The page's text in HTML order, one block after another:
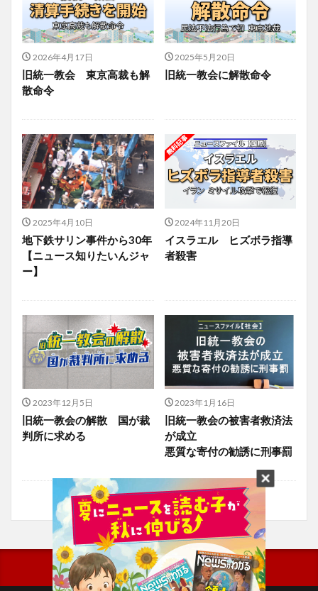
2026年4月17日
旧統一教会 東京高裁も解
散命令
2025年5月20日
旧統一教会に解散命令
2025年4月10日
地下鉄サリン事件から30年
【ニュース知りたいんジャ
ー】
2024年11月20日
イスラエル ヒズボラ指導
者殺害
2023年12月5日
旧統一教会の解散 国が裁
判所に求める
2023年1月16日
旧統一教会の被害者救済法
が成立
悪質な寄付の勧誘に刑事罰